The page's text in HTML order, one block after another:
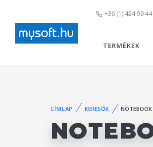
+36 (1) 424 99 44
TERMÉKEK
CÍMLAP KERESŐK NOTEBOOK